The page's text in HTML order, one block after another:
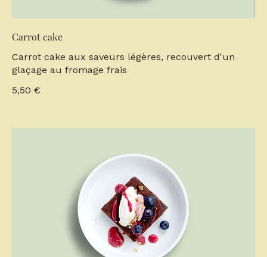
Carrot cake
Carrot cake aux saveurs légères, recouvert d'un
glaçage au fromage frais
5,50 €